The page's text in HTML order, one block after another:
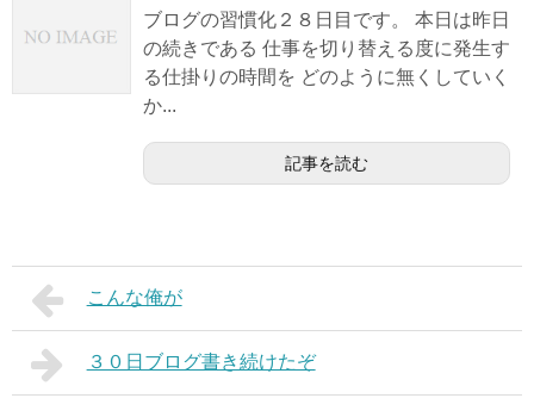
ブログの習慣化２８日目です。 本日は昨日
の続きである 仕事を切り替える度に発生す
る仕掛りの時間を どのように無くしていく
か...
記事を読む
こんな俺が
３０日ブログ書き続けたぞ